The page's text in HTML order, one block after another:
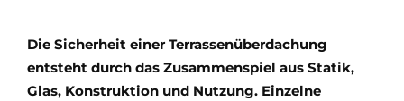
Die Sicherheit einer Terrassenüberdachung
entsteht durch das Zusammenspiel aus Statik,
Glas, Konstruktion und Nutzung. Einzelne